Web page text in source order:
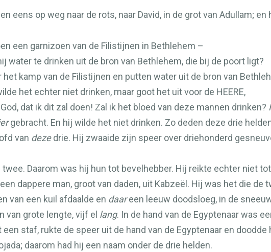
eens op weg naar de rots, naar David, in de grot van Adullam;
een garnizoen van de Filistijnen in Bethlehem –
water te drinken uit de bron van Bethlehem, die bij de poort ligt?
kamp van de Filistijnen en putten water uit de bron van
het echter niet drinken, maar goot het uit voor de HEERE,
dat ik dit zal doen! Zal ik het bloed van deze mannen drinken?
gebracht. En hij wilde het niet drinken. Zo deden deze drie
van dezedrie. Hij zwaaide zijn speer over driehonderd
Daarom was hij hun tot bevelhebber. Hij reikte echter niet
dappere man, groot van daden, uit Kabzeël. Hij was het die de
van een kuil afdaalde en daareen leeuw doodsloeg, in de
van grote lengte, vijf el lang. In de hand van de Egyptenaar was
staf, rukte de speer uit de hand van de Egyptenaar en doodde
daarom had hij een naam onder de drie helden.